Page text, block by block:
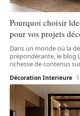
Pourquoi choisir
pour vos projets
Dans un monde où la
prépondérante, le blog
richesse de contenus
Décoration Interieure